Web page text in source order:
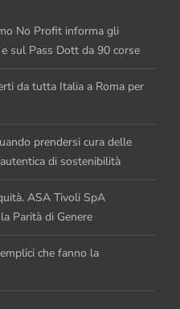
No Profit informa gli
sul Pass Dott da 90 corse
da tutta Italia a Roma per
prendersi cura delle
di sostenibilità
ASA Tivoli SpA
Parità di Genere
che fanno la